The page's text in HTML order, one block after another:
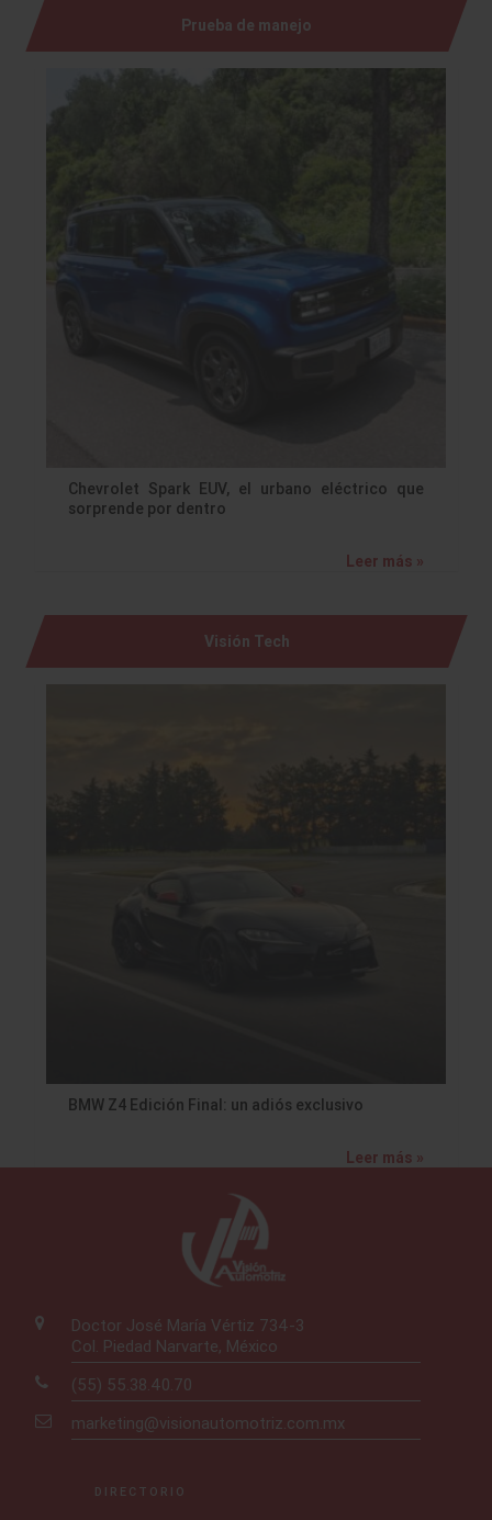
Prueba de manejo
Chevrolet Spark EUV, el urbano eléctrico que
sorprende por dentro
Leer más »
Visión Tech
BMW Z4 Edición Final: un adiós exclusivo
Leer más »
Doctor José María Vértiz 734-3
Col. Piedad Narvarte, México
(55) 55.38.40.70
marketing@visionautomotriz.com.mx
DIRECTORIO